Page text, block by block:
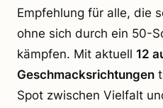
Empfehlung für alle, die
ohne sich durch ein 50-
kämpfen. Mit aktuell 12
Geschmacksrichtungen
Spot zwischen Vielfalt